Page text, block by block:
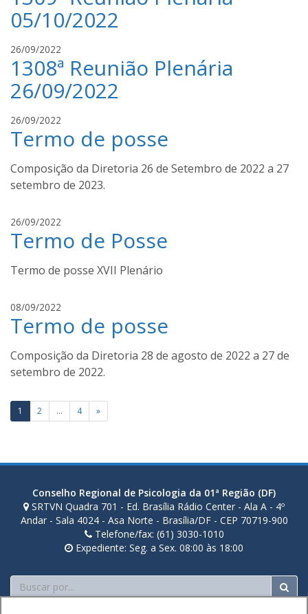
a
o
u
h
o
a
n
d
o
u
o
05/10/2022
26/09/2022
v
n
d
u
c
1308ª Reunião Plenária
26/09/2022
26/09/2022
v
a
n
u
h
Termo de posse
Composição da Diretoria 26 de Setembro de 2022 a 27
setembro de 2023.
26/09/2022
v
a
n
o
c
h
a
Termo de Posse
Termo de posse XVII Plenário
08/09/2022
v
a
n
o
u
a
Termo de posse
Composição da Diretoria 28 de agosto de 2022 a 27 de
setembro de 2022.
Paginação
posts
1 2 … 4 »
Conselho Regional de Psicologia da 01ª Região (DF)
SRTVN Quadra 701 - Ed. Brasília Rádio Center - Ala A - 4º
Andar - Sala 4024 - Asa Norte - Brasília/DF - CEP 70719-900
Telefone/fax: (61) 3030-1010
Expediente: Seg. a Sex. 08:00 às 18:00
Buscar